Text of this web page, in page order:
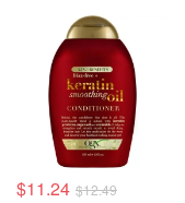
$11.24 $12.49